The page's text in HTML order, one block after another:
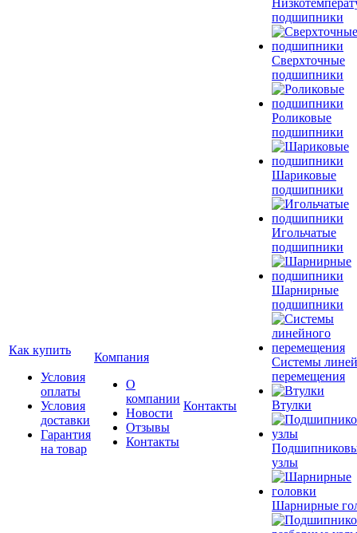
Как купить
Условия
оплаты
Условия
доставки
Гарантия
на товар
Компания
О
компании
Новости
Отзывы
Контакты
Контакты
подшипники
Сверхточные
подшипники
Роликовые
подшипники
Шариковые
подшипники
Игольчатые
подшипники
Шарнирные
подшипники
Системы
перемещения
Втулки
узлы
Шарнирные